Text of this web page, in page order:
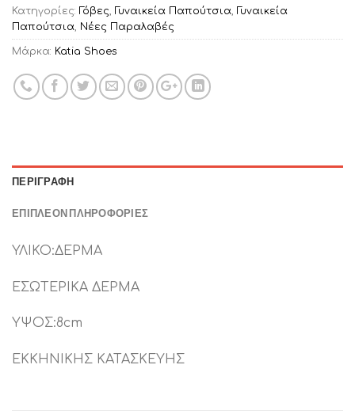
Κατηγορίες: Γόβες, Γυναικεία Παπούτσια, Γυναικεία
Παπούτσια, Νέες Παραλαβές
Μάρκα: Katia Shoes
ΠΕΡΙΓΡΑΦΉ
ΕΠΙΠΛΈΟΝ ΠΛΗΡΟΦΟΡΊΕΣ
ΥΛΙΚΟ:ΔΕΡΜΑ
ΕΣΩΤΕΡΙΚΑ ΔΕΡΜΑ
ΥΨΟΣ:8cm
ΕΚΚΗΝΙΚΗΣ ΚΑΤΑΣΚΕΥΗΣ